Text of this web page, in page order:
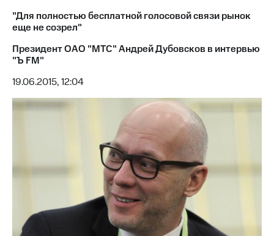
МТС
о технологиях
Достижения
Интервью
Финансовая
отчетность
и акционерам
Корпоративное
"Для полностью бесплатной голосовой связи рынок
еще не созрел"
Президент ОАО "МТС" Андрей Дубовсков в интервью
"Ъ FM"
19.06.2015, 12:04